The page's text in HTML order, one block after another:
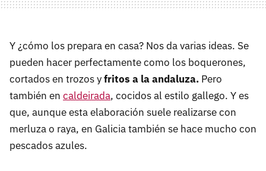
Y ¿cómo los prepara en casa? Nos da varias ideas. Se
pueden hacer perfectamente como los boquerones,
cortados en trozos yfritos a la andaluza. Pero
también en caldeirada, cocidos al estilo gallego. Y es
que, aunque esta elaboración suele realizarse con
merluza o raya, en Galicia también se hace mucho con
pescados azules.